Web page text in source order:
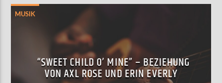
MUSIK
“SWEET CHILD O’ MINE” – BEZIEHUNG
VON AXL ROSE UND ERIN EVERLY